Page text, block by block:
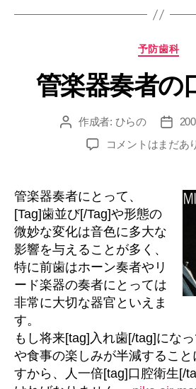
カ
ゴ
リ
予防歯科
管楽器奏者の
投 作成者: ひらの
投
稿
日
管
者
の
口
腔
管
理
へ
コメントはまだあ
管楽器奏者にとって、
[Tag]歯並び[/Tag]や形態の
微妙な変化は音色に多大な
影響を与えることが多く、
特に前歯はホーン奏者やリ
ード楽器の奏者にとっては
非常に大切な器官といえま
す。
もし将来[tag]入れ歯[/tag]にな
や食事の楽しみが半減すること
すから、人一倍[tag]口腔衛生[/